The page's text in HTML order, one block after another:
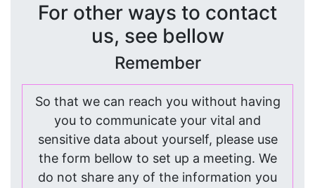
For other ways to contact
us, see bellow
Remember
So that we can reach you without having
you to communicate your vital and
sensitive data about yourself, please use
the form bellow to set up a meeting. We
do not share any of the information you